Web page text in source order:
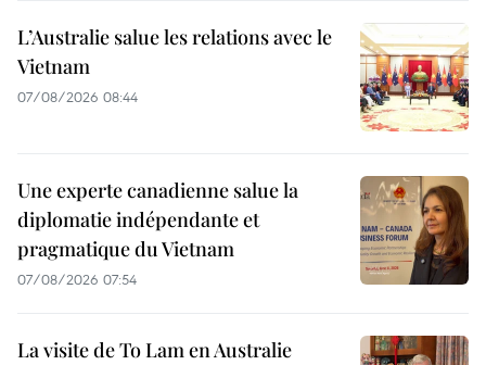
L’Australie salue les relations avec le
Vietnam
07/08/2026 08:44
Une experte canadienne salue la
diplomatie indépendante et
pragmatique du Vietnam
07/08/2026 07:54
La visite de To Lam en Australie